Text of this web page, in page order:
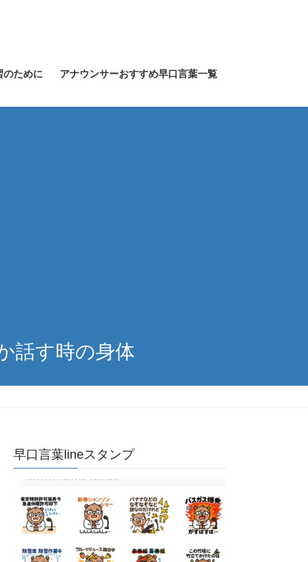
のために アナウンサーおすすめ早口言葉一覧
話す時の身体
早口言葉lineスタンプ